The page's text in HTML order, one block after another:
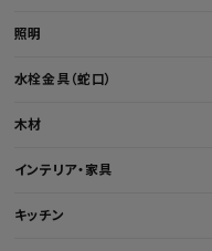
照明
水栓金具（蛇口）
木材
インテリア・家具
キッチン